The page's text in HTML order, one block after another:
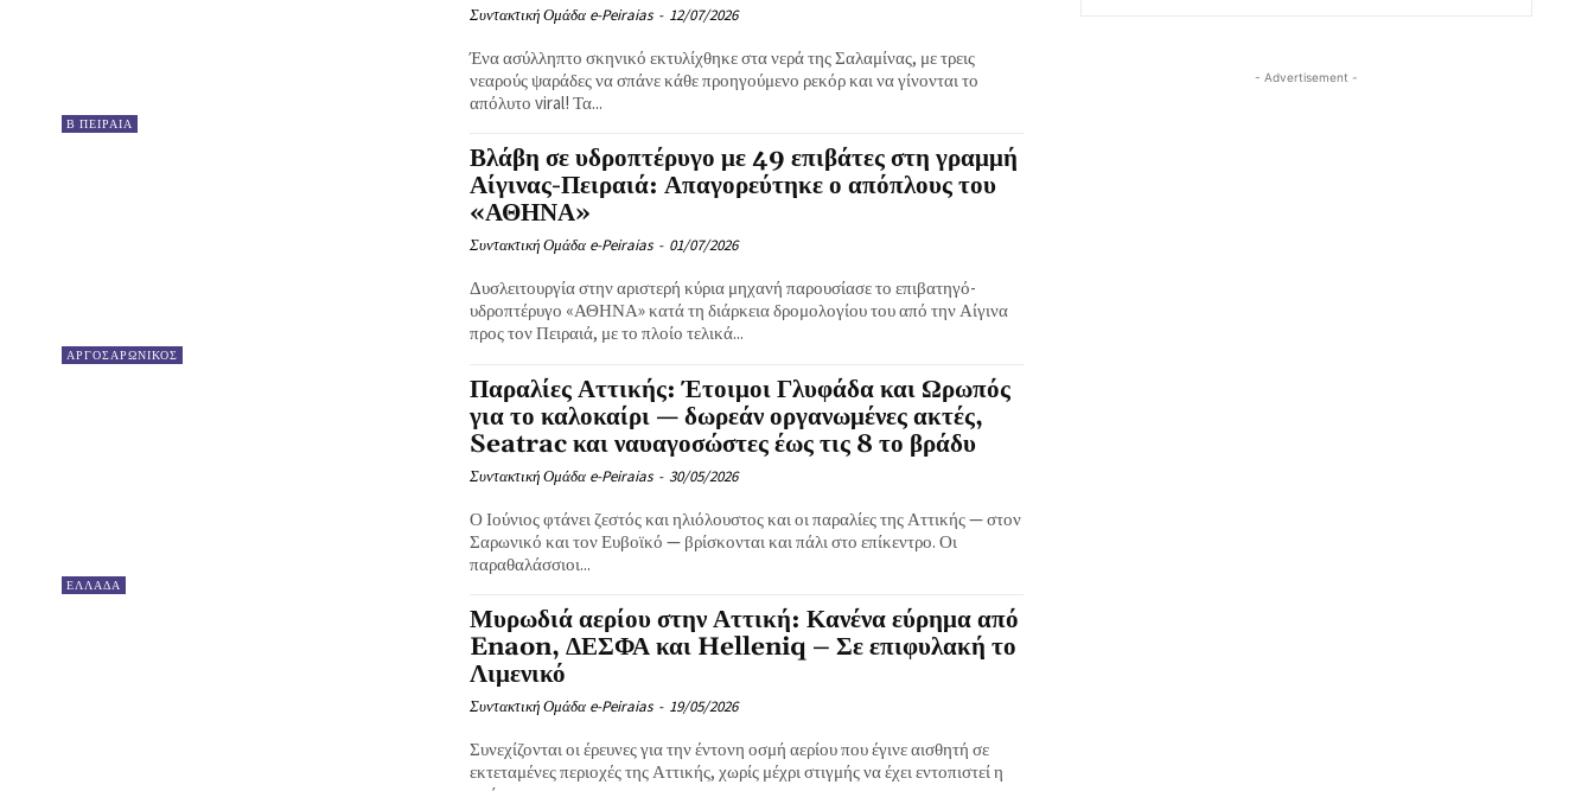
Β ΠΕΙΡΑΙΑ
Συντακτική Ομάδα e-Peiraias - 12/07/2026
Ένα ασύλληπτο σκηνικό εκτυλίχθηκε στα νερά της Σαλαμίνας, με τρεις
νεαρούς ψαράδες να σπάνε κάθε προηγούμενο ρεκόρ και να γίνονται το
απόλυτο viral! Τα...
ΑΡΓΟΣΑΡΩΝΙΚΟΣ
Βλάβη σε υδροπτέρυγο με 49 επιβάτες στη γραμμή
Αίγινας-Πειραιά: Απαγορεύτηκε ο απόπλους του
«ΑΘΗΝΑ»
Συντακτική Ομάδα e-Peiraias - 01/07/2026
Δυσλειτουργία στην αριστερή κύρια μηχανή παρουσίασε το επιβατηγό-
υδροπτέρυγο «ΑΘΗΝΑ» κατά τη διάρκεια δρομολογίου του από την Αίγινα
προς τον Πειραιά, με το πλοίο τελικά...
ΕΛΛΑΔΑ
Παραλίες Αττικής: Έτοιμοι Γλυφάδα και Ωρωπός
για το καλοκαίρι — δωρεάν οργανωμένες ακτές,
Seatrac και ναυαγοσώστες έως τις 8 το βράδυ
Συντακτική Ομάδα e-Peiraias - 30/05/2026
Ο Ιούνιος φτάνει ζεστός και ηλιόλουστος και οι παραλίες της Αττικής — στον
Σαρωνικό και τον Ευβοϊκό — βρίσκονται και πάλι στο επίκεντρο. Οι
παραθαλάσσιοι...
Μυρωδιά αερίου στην Αττική: Κανένα εύρημα από
Enaon, ΔΕΣΦΑ και Helleniq – Σε επιφυλακή το
Λιμενικό
Συντακτική Ομάδα e-Peiraias - 19/05/2026
Συνεχίζονται οι έρευνες για την έντονη οσμή αερίου που έγινε αισθητή σε
εκτεταμένες περιοχές της Αττικής, χωρίς μέχρι στιγμής να έχει εντοπιστεί η
- Advertisement -